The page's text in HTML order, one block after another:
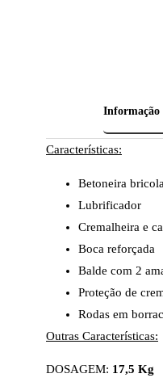
Características:
Betoneira
Lubrificador
Cremalheira e
Boca reforçada
Balde com 2
Proteção de
Rodas em
Outras Características:
DOSAGEM: 17,5 Kg